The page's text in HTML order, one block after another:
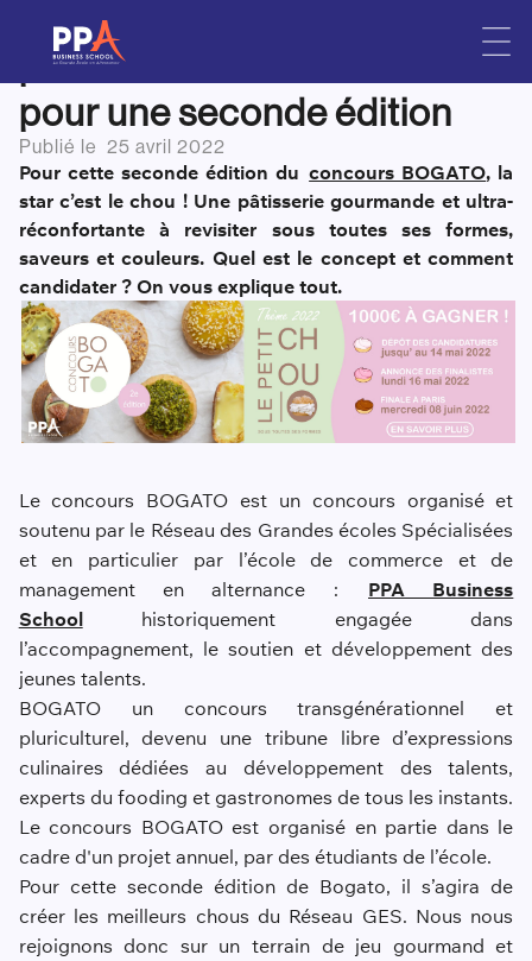
Le concours national de
pâtisserie BOGATO revient
pour une seconde édition
Publié le 25 avril 2022
Pour cette seconde édition du concours BOGATO, la
star c’est le chou ! Une pâtisserie gourmande et ultra-
réconfortante à revisiter sous toutes ses formes,
saveurs et couleurs. Quel est le concept et comment
candidater ? On vous explique tout.
Le concours BOGATO est un concours organisé et
soutenu par le Réseau des Grandes écoles Spécialisées
et en particulier par l’école de commerce et de
management en alternance :
PPA Business
Schoolhistoriquement engagée dans
l’accompagnement, le soutien et développement des
jeunes talents.
BOGATO un concours transgénérationnel et
pluriculturel, devenu une tribune libre d’expressions
culinaires dédiées au développement des talents,
experts du fooding et gastronomes de tous les instants.
Le concours BOGATO est organisé en partie dans le
cadre d'un projet annuel, par des étudiants de l’école.
Pour cette seconde édition de Bogato, il s’agira de
créer les meilleurs chous du Réseau GES. Nous nous
rejoignons donc sur un terrain de jeu gourmand et